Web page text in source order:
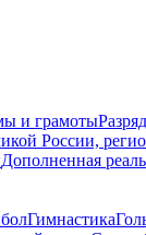
и грамоты
России,
Дополненная
Гимнастика